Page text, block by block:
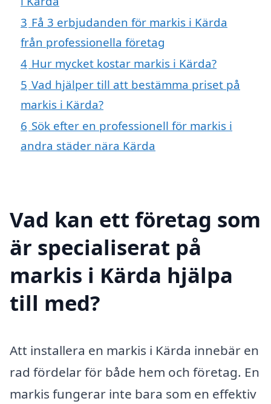
3 Få 3 erbjudanden för markis i Kärda
från professionella företag
4 Hur mycket kostar markis i Kärda?
5 Vad hjälper till att bestämma priset på
markis i Kärda?
6 Sök efter en professionell för markis i
andra städer nära Kärda
Vad kan ett företag som
är specialiserat på
markis i Kärda hjälpa
till med?
Att installera en markis i Kärda innebär en
rad fördelar för både hem och företag. En
markis fungerar inte bara som en effektiv